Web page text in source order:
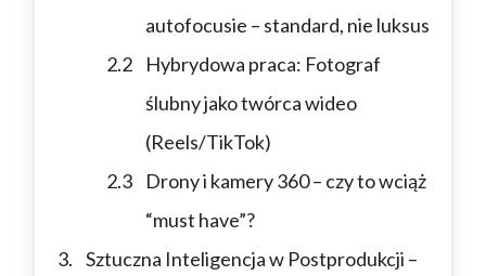
autofocusie – standard, nie luksus
Hybrydowa praca: Fotograf
ślubny jako twórca wideo
(Reels/TikTok)
Drony i kamery 360 – czy to wciąż
“must have”?
Sztuczna Inteligencja w Postprodukcji –